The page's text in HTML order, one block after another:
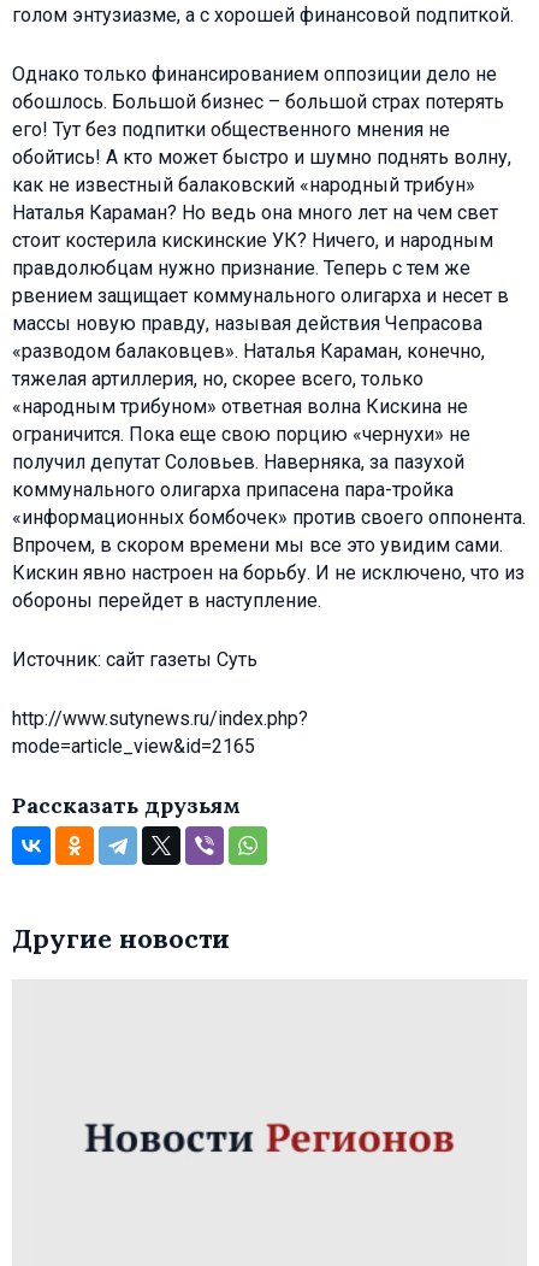
голом энтузиазме, а с хорошей финансовой подпиткой.
Однако только финансированием оппозиции дело не
обошлось. Большой бизнес – большой страх потерять
его! Тут без подпитки общественного мнения не
обойтись! А кто может быстро и шумно поднять волну,
как не известный балаковский «народный трибун»
Наталья Караман? Но ведь она много лет на чем свет
стоит костерила кискинские УК? Ничего, и народным
правдолюбцам нужно признание. Теперь с тем же
рвением защищает коммунального олигарха и несет в
массы новую правду, называя действия Чепрасова
«разводом балаковцев». Наталья Караман, конечно,
тяжелая артиллерия, но, скорее всего, только
«народным трибуном» ответная волна Кискина не
ограничится. Пока еще свою порцию «чернухи» не
получил депутат Соловьев. Наверняка, за пазухой
коммунального олигарха припасена пара-тройка
«информационных бомбочек» против своего оппонента.
Впрочем, в скором времени мы все это увидим сами.
Кискин явно настроен на борьбу. И не исключено, что из
обороны перейдет в наступление.
Источник: сайт газеты Суть
http://www.sutynews.ru/index.php?
mode=article_view&id=2165
Рассказать друзьям
Другие новости